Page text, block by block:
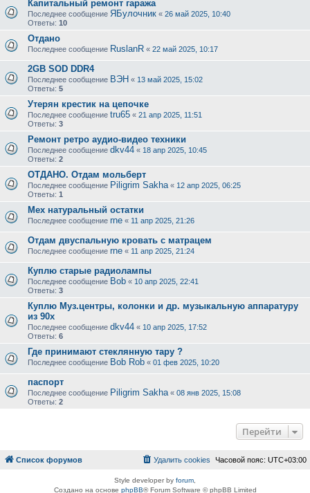
Капитальный ремонт гаража
Последнее сообщение ЯБулочник « 26 май 2025, 10:40
Ответы: 10
Отдано
Последнее сообщение RuslanR « 22 май 2025, 10:17
2GB SOD DDR4
Последнее сообщение ВЭН « 13 май 2025, 15:02
Ответы: 5
Утерян крестик на цепочке
Последнее сообщение tru65 « 21 апр 2025, 11:51
Ответы: 3
Ремонт ретро аудио-видео техники
Последнее сообщение dkv44 « 18 апр 2025, 10:45
Ответы: 2
ОТДАНО. Отдам мольберт
Последнее сообщение Piligrim Sakha « 12 апр 2025, 06:25
Ответы: 1
Мех натуральный остатки
Последнее сообщение rne « 11 апр 2025, 21:26
Отдам двуспальную кровать с матрацем
Последнее сообщение rne « 11 апр 2025, 21:24
Куплю старые радиолампы
Последнее сообщение Bob « 10 апр 2025, 22:41
Ответы: 3
Куплю Муз.центры, колонки и др. музыкальную аппаратуру
из 90х
Последнее сообщение dkv44 « 10 апр 2025, 17:52
Ответы: 6
Где принимают стеклянную тару ?
Последнее сообщение Bob Rob « 01 фев 2025, 10:20
паспорт
Последнее сообщение Piligrim Sakha « 08 янв 2025, 15:08
Ответы: 2
Перейти
Список форумов Часовой пояс: UTC+03:00
Удалить cookies
Style developer by forum
Создано на основе phpBB® Forum Software © phpBB Limited